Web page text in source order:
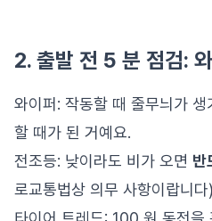
2. 출발 전 5 분 점검:
와이퍼: 작동할 때 줄무늬가
할 때가 된 거예요.
전조등: 낮이라도 비가 오면 반
로교통법상 의무 사항이랍니다